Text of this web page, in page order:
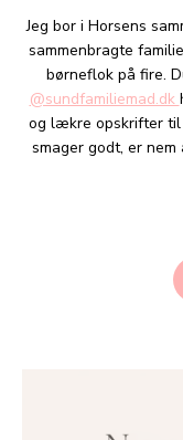
Jeg bor i Horsens
sammenbragte
børneflok på fire.
@sundfamiliemad.dk
og lækre opskrifter til
smager godt, er